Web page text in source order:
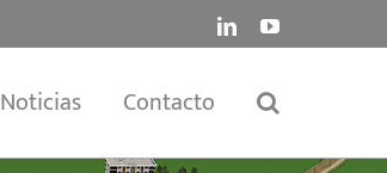
LinkedInYouTube
Noticias Contacto